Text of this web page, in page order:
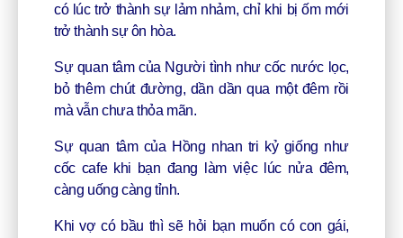
có lúc trở thành sự lảm nhảm, chỉ khi bị ốm mới
trở thành sự ôn hòa.
Sự quan tâm của Người tình như cốc nước lọc,
bỏ thêm chút đường, dần dần qua một đêm rồi
mà vẫn chưa thỏa mãn.
Sự quan tâm của Hồng nhan tri kỷ giống như
cốc cafe khi bạn đang làm việc lúc nửa đêm,
càng uống càng tỉnh.
Khi vợ có bầu thì sẽ hỏi bạn muốn có con gái,